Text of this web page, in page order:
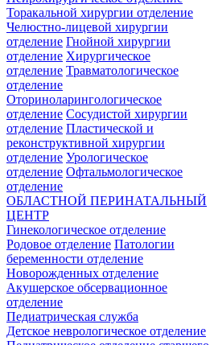
Торакальной хирургии отделение
Челюстно-лицевой хирургии
отделение Гнойной хирургии
отделение Хирургическое
отделение Травматологическое
отделение
Оториноларингологическое
отделение Сосудистой хирургии
отделение Пластической и
реконструктивной хирургии
отделение Урологическое
отделение Офтальмологическое
отделение
ОБЛАСТНОЙ ПЕРИНАТАЛЬНЫЙ
ЦЕНТР
Гинекологическое отделение
Родовое отделение Патологии
беременности отделение
Новорожденных отделение
Акушерское обсервационное
отделение
Педиатрическая служба
Детское неврологическое отделение